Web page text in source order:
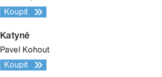
Koupit
Katyně
Pavel Kohout
Koupit